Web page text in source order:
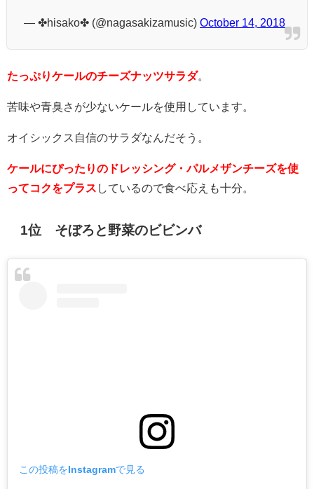
— ✤hisako✤ (@nagasakizamusic) October 14, 2018
たっぷりケールのチーズナッツサラダ。
苦味や青臭さが少ないケールを使用しています。
オイシックス自信のサラダなんだそう。
ケールにぴったりのドレッシング・パルメザンチーズを使
ってコクをプラス しているので食べ応えも十分。
1位 そぼろと野菜のビビンバ
この投稿をInstagramで見る